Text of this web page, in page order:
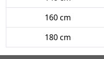
160 cm
180 cm